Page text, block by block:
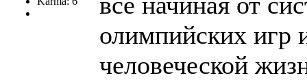
олимпийских игр
человеческой